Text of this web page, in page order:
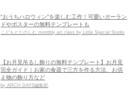
“おうちハロウィン”を楽しむ工作！可愛いガーラン
ドやポスターの無料テンプレートも
こどもとたのしむ monthly art class by Little Special Studio
【お月見吊るし飾りの無料テンプレート】お月見
完全ガイド｜お家の食器で三方を作る方法、お供
え物の飾り方など
by ARCH DAYS編集部